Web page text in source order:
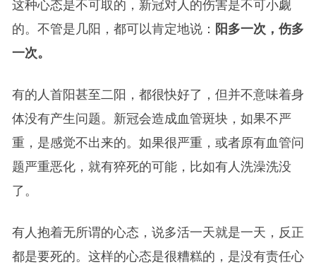
这种心态是不可取的，新冠对人的伤害是不可小觑
的。不管是几阳，都可以肯定地说： 阳多一次，伤多
一次。
有的人首阳甚至二阳，都很快好了，但并不意味着身
体没有产生问题。新冠会造成血管斑块，如果不严
重，是感觉不出来的。如果很严重，或者原有血管问
题严重恶化，就有猝死的可能，比如有人洗澡洗没
了。
有人抱着无所谓的心态，说多活一天就是一天，反正
都是要死的。这样的心态是很糟糕的，是没有责任心